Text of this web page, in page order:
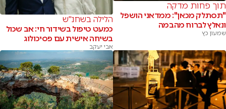
תוך פחות מדקה
"תסתלק מכאן": ממדאני הושפל
ונאלץ לברוח מהבמה
שמעון כץ
הלילה בשחנ"ש
כמעט טיפול בשידור חי: אב שכול
בשיחה אישית עם פסיכולוג
אבי יעקב